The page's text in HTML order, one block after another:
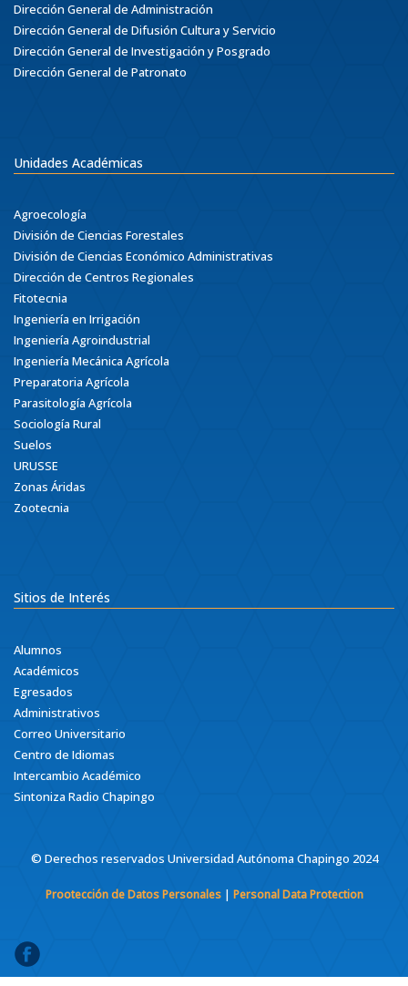
Dirección General de Administración
Dirección General de Difusión Cultura y Servicio
Dirección General de Investigación y Posgrado
Dirección General de Patronato
Unidades Académicas
Agroecología
División de Ciencias Forestales
División de Ciencias Económico Administrativas
Dirección de Centros Regionales
Fitotecnia
Ingeniería en Irrigación
Ingeniería Agroindustrial
Ingeniería Mecánica Agrícola
Preparatoria Agrícola
Parasitología Agrícola
Sociología Rural
Suelos
URUSSE
Zonas Áridas
Zootecnia
Sitios de Interés
Alumnos
Académicos
Egresados
Administrativos
Correo Universitario
Centro de Idiomas
Intercambio Académico
Sintoniza Radio Chapingo
© Derechos reservados Universidad Autónoma Chapingo 2024
Prootección de Datos Personales| Personal Data Protection